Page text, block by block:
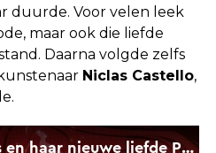
duurde. Voor velen leek
maar ook die liefde
Daarna volgde zelfs
Niclas Castello,